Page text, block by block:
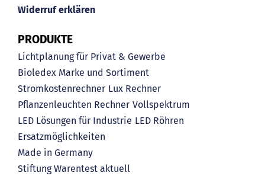
Widerruf erklären
PRODUKTE
Lichtplanung für Privat & Gewerbe
Bioledex Marke und Sortiment
Stromkostenrechner Lux Rechner
Pflanzenleuchten Rechner Vollspektrum
LED Lösungen für Industrie LED Röhren
Ersatzmöglichkeiten
Made in Germany
Stiftung Warentest aktuell